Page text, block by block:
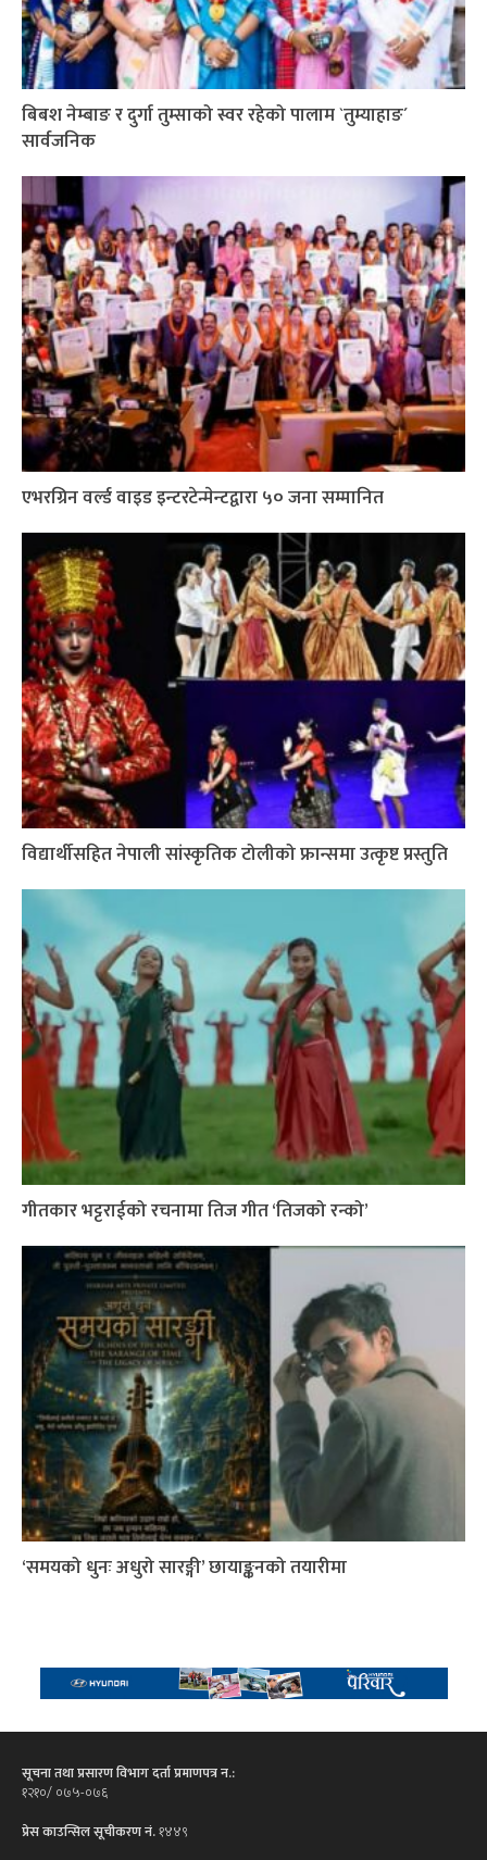
बिबश नेम्बाङ र दुर्गा तुम्साको स्वर रहेको पालाम `तुम्याहाङ´
सार्वजनिक
एभरग्रिन वर्ल्ड वाइड इन्टरटेन्मेन्टद्वारा ५० जना सम्मानित
विद्यार्थीसहित नेपाली सांस्कृतिक टोलीको फ्रान्समा उत्कृष्ट प्रस्तुति
गीतकार भट्टराईको रचनामा तिज गीत ‘तिजको रन्को’
‘समयको धुनः अधुरो सारङ्गी’ छायाङ्कनको तयारीमा
सूचना तथा प्रसारण विभाग दर्ता प्रमाणपत्र न.:
१२१०/ ०७५-०७६
प्रेस काउन्सिल सूचीकरण नं.१४४९